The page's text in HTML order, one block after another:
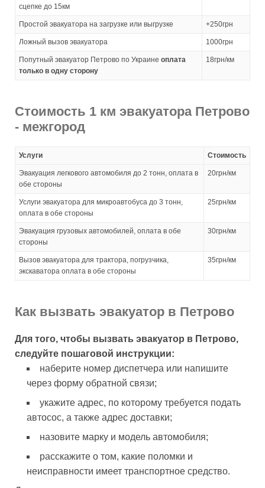
сцепке до 15км
Простой эвакуатора на загрузке или выгрузке +250грн
Ложный вызов эвакуатора 1000грн
Попутный эвакуатор Петрово по Украине оплата
только в одну сторону
18грн/км
Стоимость 1 км эвакуатора Петрово
- межгород
Услуги Стоимость
Эвакуация легкового автомобиля до 2 тонн, оплата в
обе стороны
20грн/км
Услуги эвакуатора для микроавтобуса до 3 тонн,
оплата в обе стороны
25грн/км
Эвакуация грузовых автомобилей, оплата в обе
стороны
30грн/км
Вызов эвакуатора для трактора, погрузчика,
экскаватора оплата в обе стороны
35грн/км
Как вызвать эвакуатор в Петрово
Для того, чтобы вызвать эвакуатор в Петрово,
следуйте пошаговой инструкции:
наберите номер диспетчера или напишите
через форму обратной связи;
укажите адрес, по которому требуется подать
автосос, а также адрес доставки;
назовите марку и модель автомобиля;
расскажите о том, какие поломки и
неисправности имеет транспортное средство.